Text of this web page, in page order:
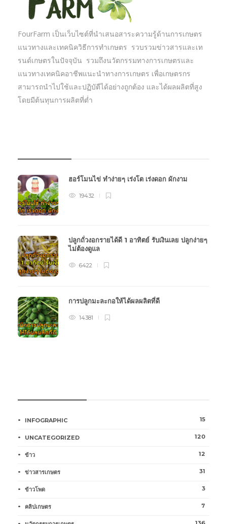
FourFarm เป็นเว็บไซต์ที่นำเสนอสาระความรู้ด้านการเกษตร
แนวทางและเทคนิควิธีการทำเกษตร รวบรวมข่าวสารและเท
รนด์เกษตรในปัจจุบัน รวมถึงนวัตกรรมทางการเกษตรและ
แนวทางเทคนิคอาชีพแนะนำทางการเกษตร เพื่อเกษตรกร
สามารถนำไปใช้และปฏิบัตืได้อย่างถูกต้อง และได้ผลผลิตที่สูง
โดยมีต้นทุนการผลิตที่ต่ำ
ฮอร์โมนไข่ ทำง่ายๆ เร่งโต เร่งดอก ผักงาม
19432
ปลูกถั่วงอกรายได้ดี 1 อาทิตย์ รับเงินเลย ปลูกง่ายๆ
ไม่ต้องดูแล
6422
การปลูกมะละกอให้ได้ผลผลิตที่ดี
14381
INFOGRAPHIC 15
UNCATEGORIZED 120
ข้าว 12
ข่าวสารเกษตร 31
ข้าวโพด 3
คลิปเกษตร 7